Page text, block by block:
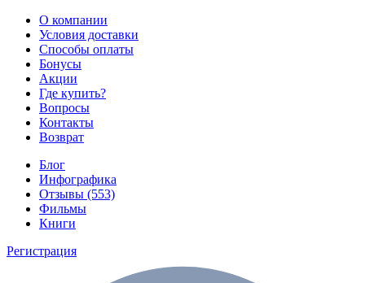
О компании
Условия доставки
Способы оплаты
Бонусы
Акции
Где купить?
Вопросы
Контакты
Возврат
Блог
Инфографика
Отзывы (553)
Фильмы
Книги
Регистрация